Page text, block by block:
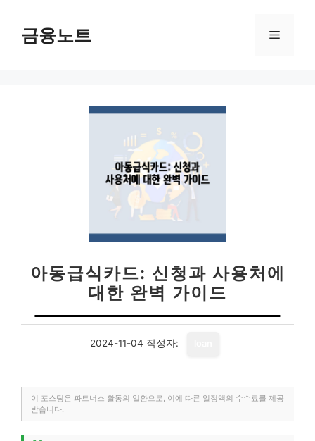
금융노트 메
아동급식카드: 신청과 사용처에
대한 완벽 가이드
2024-11-04 작성자:
이 포스팅은 파트너스 활동의 일환으로, 이에 따른 일정액의 수수료를 제공
받습니다.